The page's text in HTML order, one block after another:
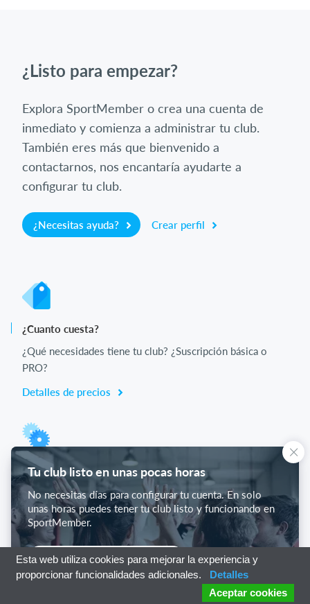
¿Listo para empezar?
Explora SportMember o crea una cuenta de
inmediato y comienza a administrar tu club.
También eres más que bienvenido a
contactarnos, nos encantaría ayudarte a
configurar tu club.
¿Necesitas ayuda? Crear perfil
¿Cuanto cuesta?
¿Qué necesidades tiene tu club? ¿Suscripción básica o
PRO?
Detalles de precios
Lista de funciones
No hay 2 clubes iguales. Nuestras funciones cubren tus
necesidades.
Lista de funciones
Tu club listo en unas pocas horas
No necesitas días para configurar tu cuenta. En solo
unas horas puedes tener tu club listo y funcionando en
SportMember.
Empieza con SportMember
Esta web utiliza cookies para mejorar la experiencia y
proporcionar funcionalidades adicionales.
Detalles
Aceptar cookies